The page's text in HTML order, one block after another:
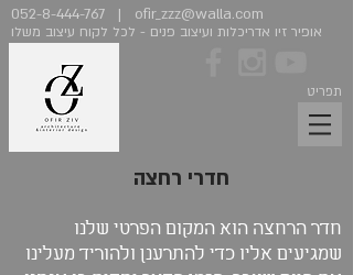
052-8-444-767 | ofir_zzz@walla.com
אופיר זיו אדריכלות ועיצוב פנים - לכל לקוח עיצוב משלו
תפריט
חדרי רחצה
חדר הרחצה הוא המקום הפרטי שלנו
שמגיעים אליו כדי להתרענן ולהוריד מעלינו